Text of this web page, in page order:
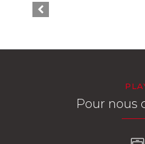
Pour nous